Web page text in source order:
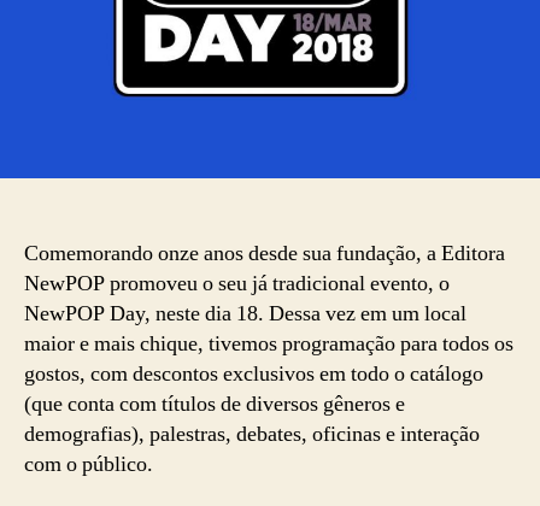
Comemorando onze anos desde sua fundação, a Editora
NewPOP promoveu o seu já tradicional evento, o
NewPOP Day, neste dia 18. Dessa vez em um local
maior e mais chique, tivemos programação para todos os
gostos, com descontos exclusivos em todo o catálogo
(que conta com títulos de diversos gêneros e
demografias), palestras, debates, oficinas e interação
com o público.